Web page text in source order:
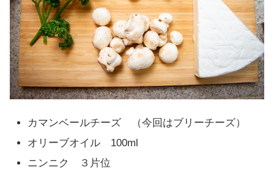
カマンベールチーズ （今回はブリーチーズ）
オリーブオイル 100ml
ニンニク ３片位